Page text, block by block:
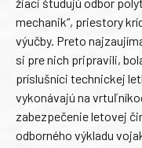
mechanik“, priestory
výučby. Preto
si pre nich pripravili,
príslušníci technickej
vykonávajú na
zabezpečenie letovej
odborného výkladu